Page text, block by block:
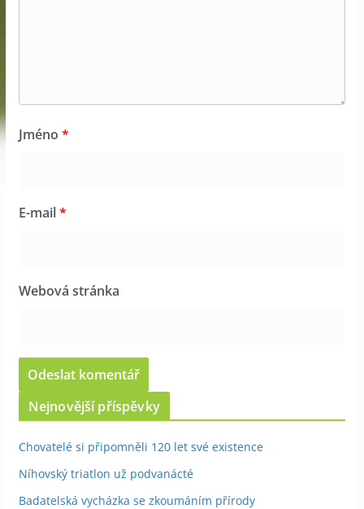
Jméno *
E-mail*
Webová stránka
Nejnovější příspěvky
Chovatelé si připomněli 120 let své existence
Níhovský triatlon už podvanácté
Badatelská vycházka se zkoumáním přírody